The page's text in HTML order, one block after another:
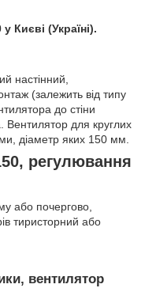
Києві (Україні).
настінний,
(залежить від типу
до стіни
Вентилятор для круглих
діаметр яких 150 мм.
регулювання
або почергово,
тиристорний або
вентилятор